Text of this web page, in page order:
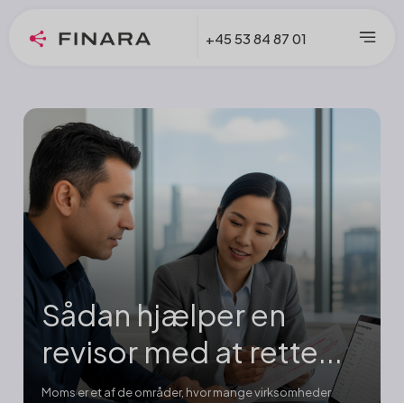
+45 53 84 87 01
Sådan hjælper en
revisor med at rette...
Moms er et af de områder, hvor mange virksomheder